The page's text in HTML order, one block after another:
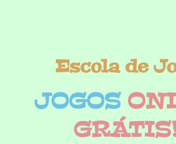
Escola de
JOGOS